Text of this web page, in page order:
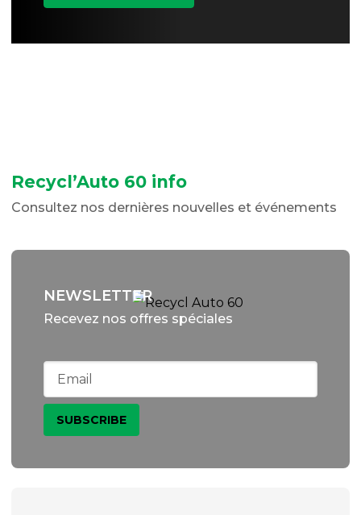
Recycl’Auto 60 info
Consultez nos dernières nouvelles et événements
NEWSLETTER
Recevez nos offres spéciales